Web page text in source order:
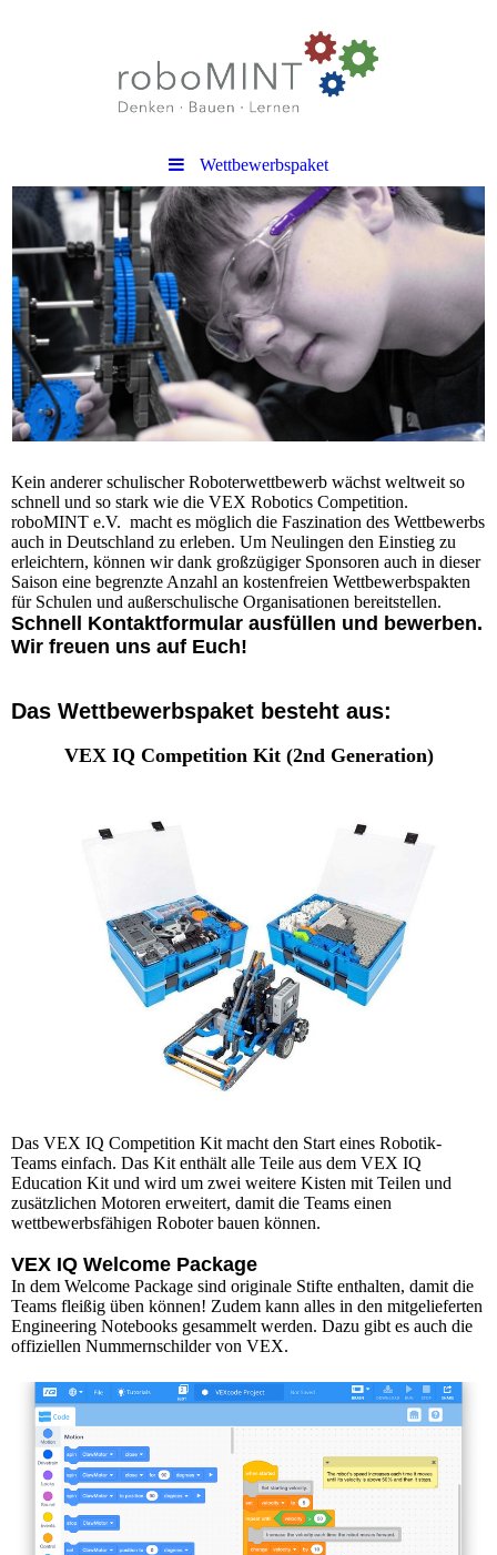
Wettbewerbspaket
Kein anderer schulischer Roboterwettbewerb wächst weltweit so
schnell und so stark wie die VEX Robotics Competition.
roboMINT e.V. macht es möglich die Faszination des Wettbewerbs
auch in Deutschland zu erleben. Um Neulingen den Einstieg zu
erleichtern, können wir dank großzügiger Sponsoren auch in dieser
Saison eine begrenzte Anzahl an kostenfreien Wettbewerbspakten
für Schulen und außerschulische Organisationen bereitstellen.
Schnell Kontaktformular ausfüllen und bewerben.
Wir freuen uns auf Euch!
Das Wettbewerbspaket besteht aus:
VEX IQ Competition Kit (2nd Generation)
Das VEX IQ Competition Kit macht den Start eines Robotik-
Teams einfach. Das Kit enthält alle Teile aus dem VEX IQ
Education Kit und wird um zwei weitere Kisten mit Teilen und
zusätzlichen Motoren erweitert, damit die Teams einen
wettbewerbsfähigen Roboter bauen können.
VEX IQ Welcome Package
In dem Welcome Package sind originale Stifte enthalten, damit die
Teams fleißig üben können! Zudem kann alles in den mitgelieferten
Engineering Notebooks gesammelt werden. Dazu gibt es auch die
offiziellen Nummernschilder von VEX.